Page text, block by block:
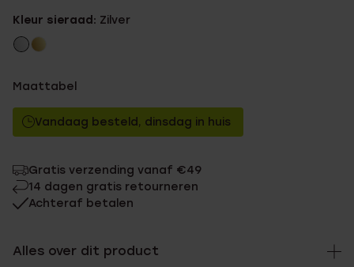
Zonder memberkorting
Kleur sieraad: Zilver
Maattabel
Vandaag besteld, dinsdag in huis
Gratis verzending vanaf €49
14 dagen gratis retourneren
Achteraf betalen
Alles over dit product